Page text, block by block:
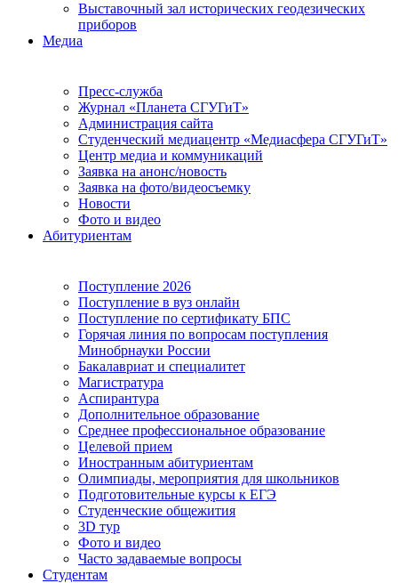
Выставочный зал исторических геодезических
приборов
Медиа
Пресс-служба
Журнал «Планета СГУГиТ»
Администрация сайта
Студенческий медиацентр «Медиасфера СГУГиТ»
Центр медиа и коммуникаций
Заявка на анонс/новость
Заявка на фото/видеосъемку
Новости
Фото и видео
Абитуриентам
Поступление 2026
Поступление в вуз онлайн
Поступление по сертификату БПС
Горячая линия по вопросам поступления
Минобрнауки России
Бакалавриат и специалитет
Магистратура
Аспирантура
Дополнительное образование
Среднее профессиональное образование
Целевой прием
Иностранным абитуриентам
Олимпиады, мероприятия для школьников
Подготовительные курсы к ЕГЭ
Студенческие общежития
3D тур
Фото и видео
Часто задаваемые вопросы
Студентам